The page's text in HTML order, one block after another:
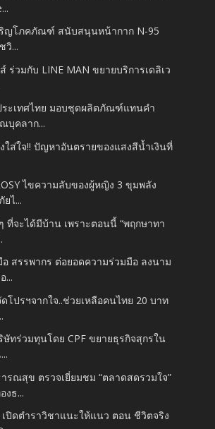
ญโภคภัณฑ์ สนับสนุนหน้ากาก N-95
วิ...
ร่วมกับ LINE MAN ขยายบริการเดลิเว
ระเทศไทย มอบชุดผลิตภัณฑ์แทนคำ
บุคลาก...
ใส่ใจ!! ปัญหาอันตรายของแสงสีน้ำเงินที่
ไขความลับของผู้หญิง 3 ขุมพลัง
ไ...
ที่จะได้มีบ้าน เพราะตอนนี้ “พฤกษาทา
สรรพากร ต่อยอดความร่วมมือ ลงนาม
...
โปรฯจากใจ..ช่วยเหลือคนไทย 20 บาท
ษัทร่วมทุนโดย CPF ขยายธุรกิจสุกรใน
รณสุข ตรวจเยี่ยมชม “ตลาดสดรวมใจ”
งธ...
เปิดตำราวิชาแนะให้แนว ตอน ชีวิตจริง